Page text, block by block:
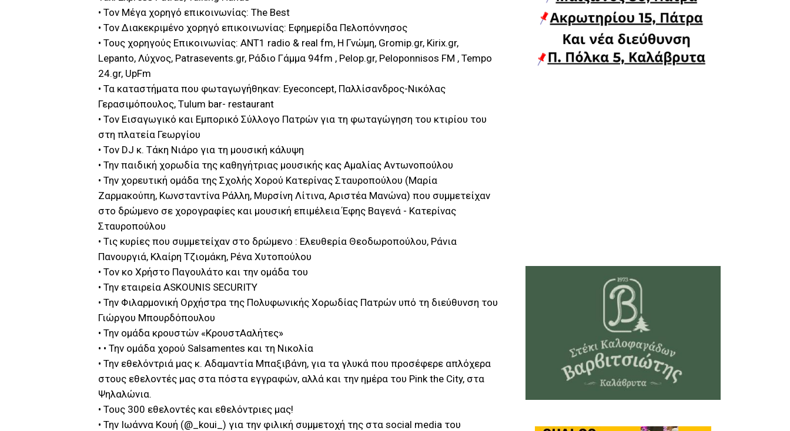
• Τον Μέγα χορηγό επικοινωνίας: The Best
• Τον Διακεκριμένο χορηγό επικοινωνίας: Εφημερίδα Πελοπόννησος
• Τους χορηγούς Eπικοινωνίας: ΑΝΤ1 radio & real fm, Η Γνώμη, Gromip.gr, Kirix.gr,
Lepanto, Λύχνος, Patrasevents.gr, Ράδιο Γάμμα 94fm , Pelop.gr, Peloponnisos FM , Tempo
24.gr, UpFm
• Τα καταστήματα που φωταγωγήθηκαν: Eyeconcept, Παλλίσανδρος-Νικόλας
Γερασιμόπουλος, Τulum bar- restaurant
• Τον Εισαγωγικό και Εμπορικό Σύλλογο Πατρών για τη φωταγώγηση του κτιρίου του
στη πλατεία Γεωργίου
• Τον DJ κ. Τάκη Νιάρο για τη μουσική κάλυψη
• Την παιδική χορωδία της καθηγήτριας μουσικής κας Αμαλίας Αντωνοπούλου
• Την χορευτική ομάδα της Σχολής Χορού Κατερίνας Σταυροπούλου (Μαρία
Ζαρμακούπη, Κωνσταντίνα Ράλλη, Μυρσίνη Λίτινα, Αριστέα Μανώνα) που συμμετείχαν
στο δρώμενο σε χορογραφίες και μουσική επιμέλεια Έφης Βαγενά - Κατερίνας
Σταυροπούλου
• Τις κυρίες που συμμετείχαν στο δρώμενο : Ελευθερία Θεοδωροπούλου, Ράνια
Πανουργιά, Κλαίρη Τζιομάκη, Ρένα Χυτοπούλου
• Τον κο Χρήστο Παγουλάτο και την ομάδα του
• Την εταιρεία ASKOUNIS SECURITY
• Την Φιλαρμονική Ορχήστρα της Πολυφωνικής Χορωδίας Πατρών υπό τη διεύθυνση του
Γιώργου Μπουρδόπουλου
• Την ομάδα κρουστών «ΚρουστΑαλήτες»
• • Την ομάδα χορού Salsamentes και τη Νικολία
• Την εθελόντριά μας κ. Αδαμαντία Μπαξιβάνη, για τα γλυκά που προσέφερε απλόχερα
στους εθελοντές μας στα πόστα εγγραφών, αλλά και την ημέρα του Pink the City, στα
Ψηλαλώνια.
• Τους 300 εθελοντές και εθελόντριες μας!
• Την Ιωάννα Κουή (@_koui_) για την φιλική συμμετοχή της στα social media του